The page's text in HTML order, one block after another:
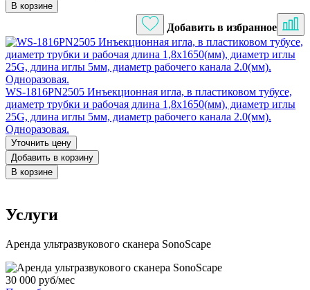
В корзине
Добавить в избранное
WS-1816PN2505 Инъекционная игла, в пластиковом тубусе,
диаметр трубки и рабочая длина 1,8х1650(мм), диаметр иглы
25G, длина иглы 5мм, диаметр рабочего канала 2.0(мм).
Одноразовая.
Уточнить цену
Добавить в корзину
В корзине
Услуги
Аренда ультразвукового сканера SonoScape
30 000 руб/мес